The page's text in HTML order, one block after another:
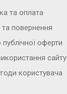
та оплата
та повернення
публічної оферти
сайту
користувача